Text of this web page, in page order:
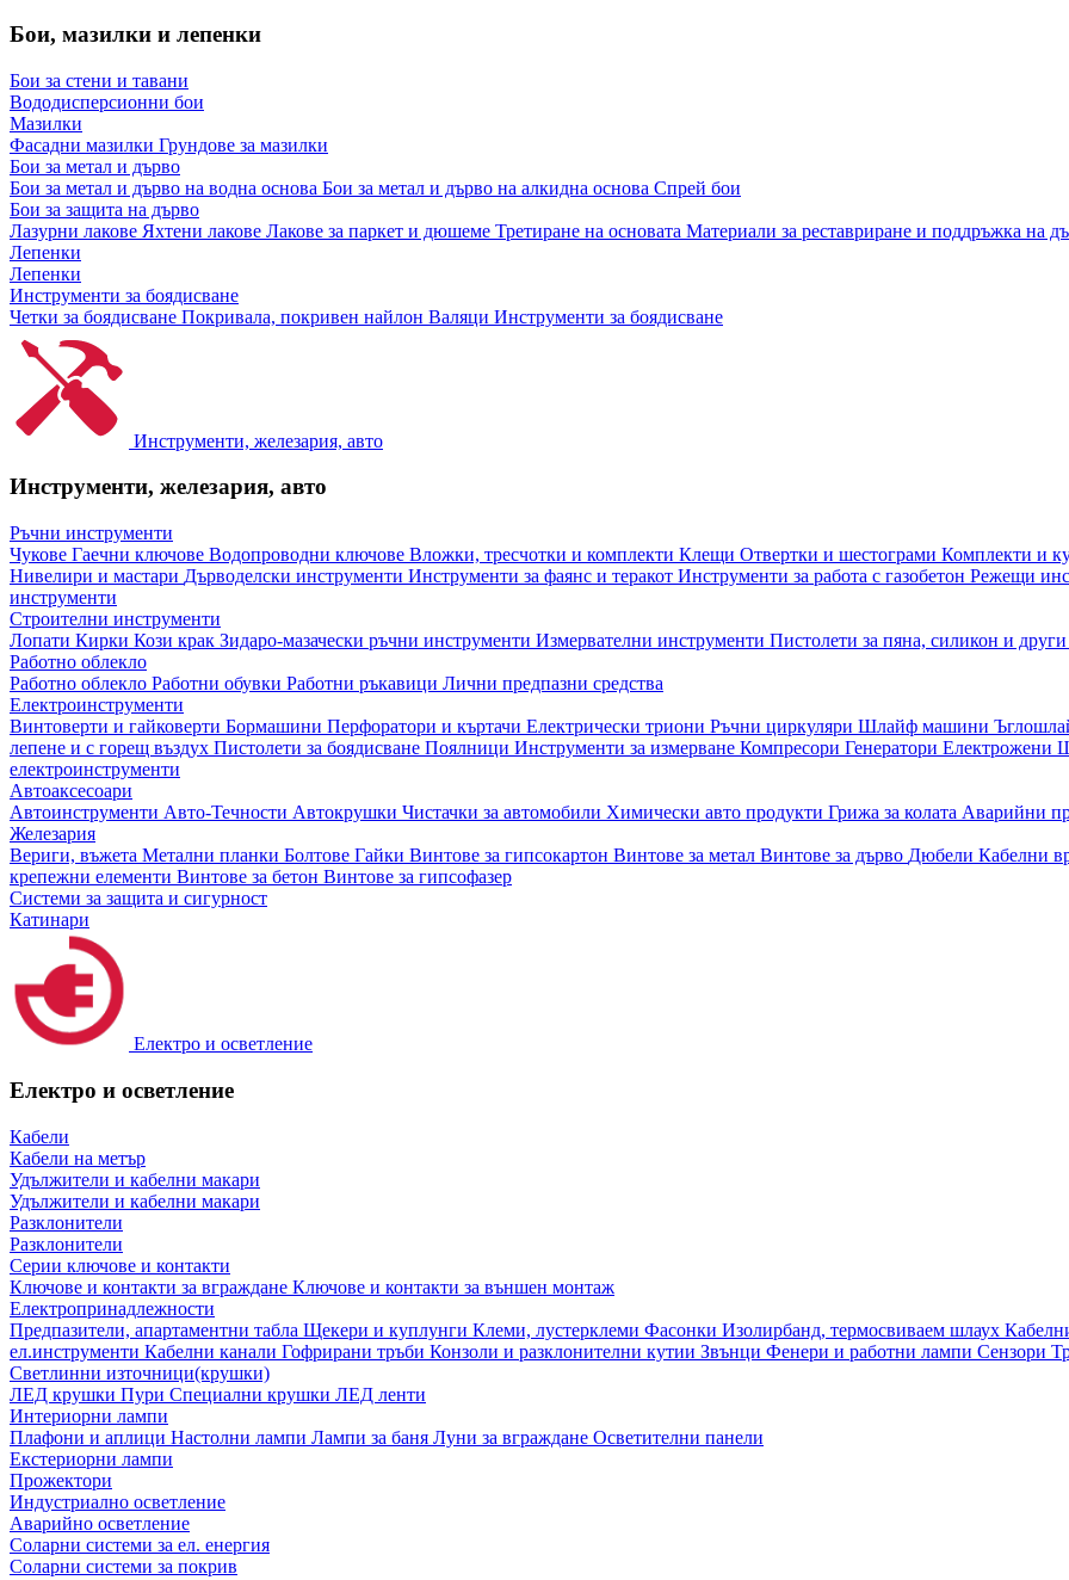
Бои, мазилки и лепенки
Бои за стени и тавани
Вододисперсионни бои
Мазилки
Фасадни мазилки Грундове за мазилки
Бои за метал и дърво
Бои за метал и дърво на водна основа Бои за метал и дърво на алкидна основа Спрей бои
Бои за защита на дърво
Лазурни лакове Яхтени лакове Лакове за паркет и дюшеме Третиране на основата Материали за реставриране и поддръжка на
Лепенки
Лепенки
Инструменти за боядисване
Четки за боядисване Покривала, покривен найлон Валяци Инструменти за боядисване
Инструменти, железария, авто
Инструменти, железария, авто
Ръчни инструменти
Чукове Гаечни ключове Водопроводни ключове Вложки, тресчотки и комплекти Клещи Отвертки и шестограми Комплекти и
Нивелири и мастари Дърводелски инструменти Инструменти за фаянс и теракот Инструменти за работа с газобетон Режещи
инструменти
Строителни инструменти
Лопати Кирки Кози крак Зидаро-мазачески ръчни инструменти Измервателни инструменти Пистолети за пяна, силикон и
Работно облекло
Работно облекло Работни обувки Работни ръкавици Лични предпазни средства
Електроинструменти
Винтоверти и гайковерти Бормашини Перфоратори и къртачи Електрически триони Ръчни циркуляри Шлайф машини
лепене и с горещ въздух Пистолети за боядисване Поялници Инструменти за измерване Компресори Генератори Електрожени
електроинструменти
Автоаксесоари
Автоинструменти Авто-Течности Автокрушки Чистачки за автомобили Химически авто продукти Грижа за колата Аварийни
Железария
Вериги, въжета Метални планки Болтове Гайки Винтове за гипсокартон Винтове за метал Винтове за дърво Дюбели Кабелни
крепежни елементи Винтове за бетон Винтове за гипсофазер
Системи за защита и сигурност
Катинари
Електро и осветление
Електро и осветление
Кабели
Кабели на метър
Удължители и кабелни макари
Удължители и кабелни макари
Разклонители
Разклонители
Серии ключове и контакти
Ключове и контакти за вграждане Ключове и контакти за външен монтаж
Електропринадлежности
Предпазители, апартаментни табла Щекери и куплунги Клеми, лустерклеми Фасонки Изолирбанд, термосвиваем шлаух
ел.инструменти Кабелни канали Гофрирани тръби Конзоли и разклонителни кутии Звънци Фенери и работни лампи Сензори
Светлинни източници(крушки)
ЛЕД крушки Пури Специални крушки ЛЕД ленти
Интериорни лампи
Плафони и аплици Настолни лампи Лампи за баня Луни за вграждане Осветителни панели
Екстериорни лампи
Прожектори
Индустриално осветление
Аварийно осветление
Соларни системи за ел. енергия
Соларни системи за покрив